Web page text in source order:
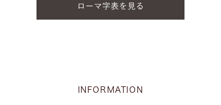
INFORMATION